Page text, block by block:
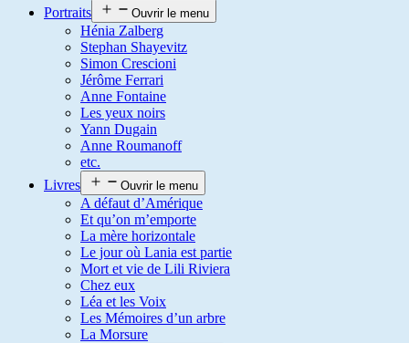
Portraits
Ouvrir le menu
Hénia Zalberg
Stephan Shayevitz
Simon Crescioni
Jérôme Ferrari
Anne Fontaine
Les yeux noirs
Yann Dugain
Anne Roumanoff
etc.
Livres
Ouvrir le menu
A défaut d’Amérique
Et qu’on m’emporte
La mère horizontale
Le jour où Lania est partie
Mort et vie de Lili Riviera
Chez eux
Léa et les Voix
Les Mémoires d’un arbre
La Morsure